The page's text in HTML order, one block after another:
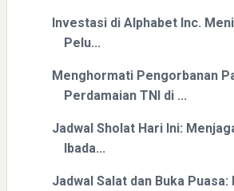
Yaqut Cholil Qoumas: Inspirasi
Investasi di Alphabet Inc.
Pelu...
Menghormati Pengorbanan
Perdamaian TNI di ...
Jadwal Sholat Hari Ini:
Ibada...
Jadwal Salat dan Buka